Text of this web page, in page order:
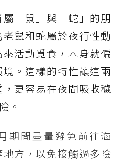
「鼠」與「蛇」的朋
鼠和蛇屬於夜行性動
活動覓食，本身就偏
。這樣的特性讓這兩
更容易在夜間吸收穢
。
期間盡量避免前往海
方，以免接觸過多陰